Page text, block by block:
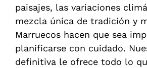
paisajes, las variaciones
mezcla única de tradición y
Marruecos hacen que sea
planificarse con cuidado.
definitiva le ofrece todo lo